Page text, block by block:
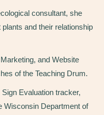
consultant, she
and their relationship
and Website
of the Teaching Drum.
Evaluation tracker,
Wisconsin Department of